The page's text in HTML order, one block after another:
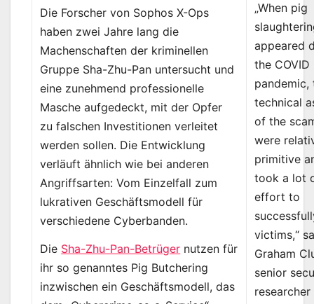
Die Forscher von Sophos X-Ops
haben zwei Jahre lang die
Machenschaften der kriminellen
Gruppe Sha-Zhu-Pan untersucht und
eine zunehmend professionelle
Masche aufgedeckt, mit der Opfer
zu falschen Investitionen verleitet
werden sollen. Die Entwicklung
verläuft ähnlich wie bei anderen
Angriffsarten: Vom Einzelfall zum
lukrativen Geschäftsmodell für
verschiedene Cyberbanden.
Die Sha-Zhu-Pan-Betrüger nutzen für
ihr so genanntes Pig Butchering
inzwischen ein Geschäftsmodell, das
„When pig
appeared
the COVID
pandemic,
technical
of the
were
primitive
took a lot
effort to
victims,“
Graham
senior
researcher